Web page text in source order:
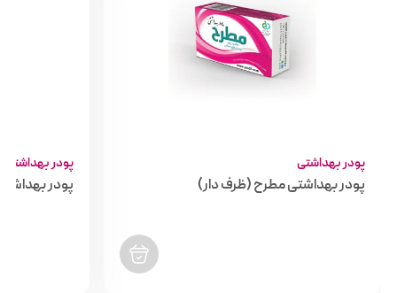
پودر بهداشتی
پودر بهداشتی مطرح (ظرف دار)
پودر بهداشتی
پودر